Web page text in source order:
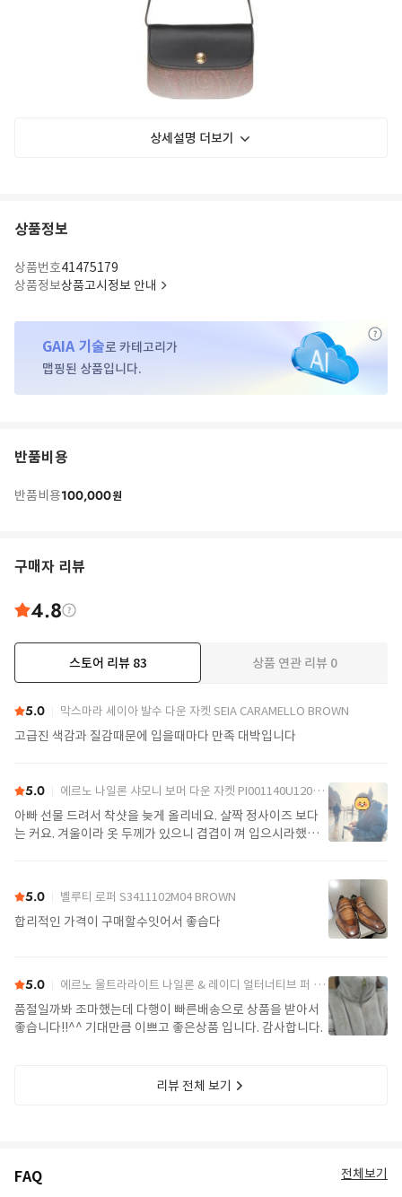
상세설명 더보기
상품정보
상품번호41475179
상품정보상품고시정보 안내
GAIA 기술로 카테고리가
맵핑된 상품입니다.
반품비용
반품비용100,000원
구매자 리뷰
4.8
스토어 리뷰 83 상품 연관 리뷰 0
5.0 막스마라 세이아 발수 다운 자켓 SEIA CARAMELLO BROWN
고급진 색감과 질감때문에 입을때마다 만족 대박입니다
5.0 에르노 나일론 샤모니 보머 다운 자켓 PI001140U12004Z 9389 Black
아빠 선물 드려서 착샷을 늦게 올리네요. 살짝 정사이즈 보다
는 커요. 겨울이라 옷 두께가 있으니 겹겹이 껴 입으시라했어
5.0 벨루티 로퍼 S3411102M04 BROWN
합리적인 가격이 구매할수잇어서 좋습다
5.0 에르노 울트라라이트 나일론 & 레이디 얼터너티브 퍼 케이프 PI002017D 12017Z 1985Chatilly Beige
품절일까봐 조마했는데 다행이 빠른배송으로 상품을 받아서
좋습니다!!^^ 기대만큼 이쁘고 좋은상품 입니다. 감사합니다.
리뷰 전체 보기
FAQ 전체보기